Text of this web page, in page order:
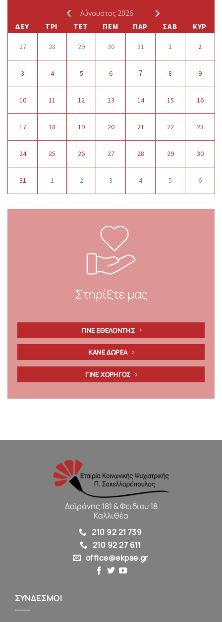
Αύγουστος 2026
ΔΕΥ ΤΡΙ ΤΕΤ ΠΕΜ ΠΑΡ ΣΑΒ ΚΥΡ
27 28 29 30 31 1 2
3 4 5 6 7 8 9
10 11 12 13 14 15 16
17 18 19 20 21 22 23
24 25 26 27 28 29 30
31 1 2 3 4 5 6
Στηρίξτε μας
ΓΙΝΕ ΕΘΕΛΟΝΤΗΣ
ΚΑΝΕ ΔΩΡΕΑ
ΓΙΝΕ ΧΟΡΗΓΟΣ
Δοϊράνης 181 & Φειδίου 18
Καλλιθέα
210 92 21 739
210 92 27 611
office@ekpse.gr
ΣΥΝΔΕΣΜΟΙ